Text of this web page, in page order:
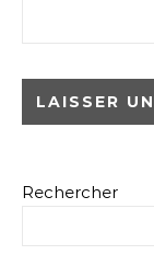
Rechercher